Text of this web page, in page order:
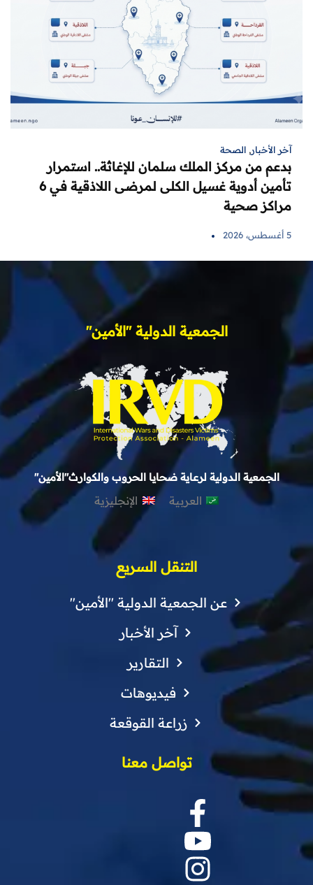
آخر الأخبار, الصحة
بدعم من مركز الملك سلمان للإغاثة.. استمرار
تأمين أدوية غسيل الكلى لمرضى اللاذقية في 6
مراكز صحية
5 أغسطس، 2026
الجمعية الدولية "الأمين"
الجمعية الدولية لرعاية ضحايا الحروب والكوارث"الأمين"
العربية الإنجليزية
التنقل السريع
عن الجمعية الدولية "الأمين"
آخر الأخبار
التقارير
فيديوهات
زراعة القوقعة
تواصل معنا